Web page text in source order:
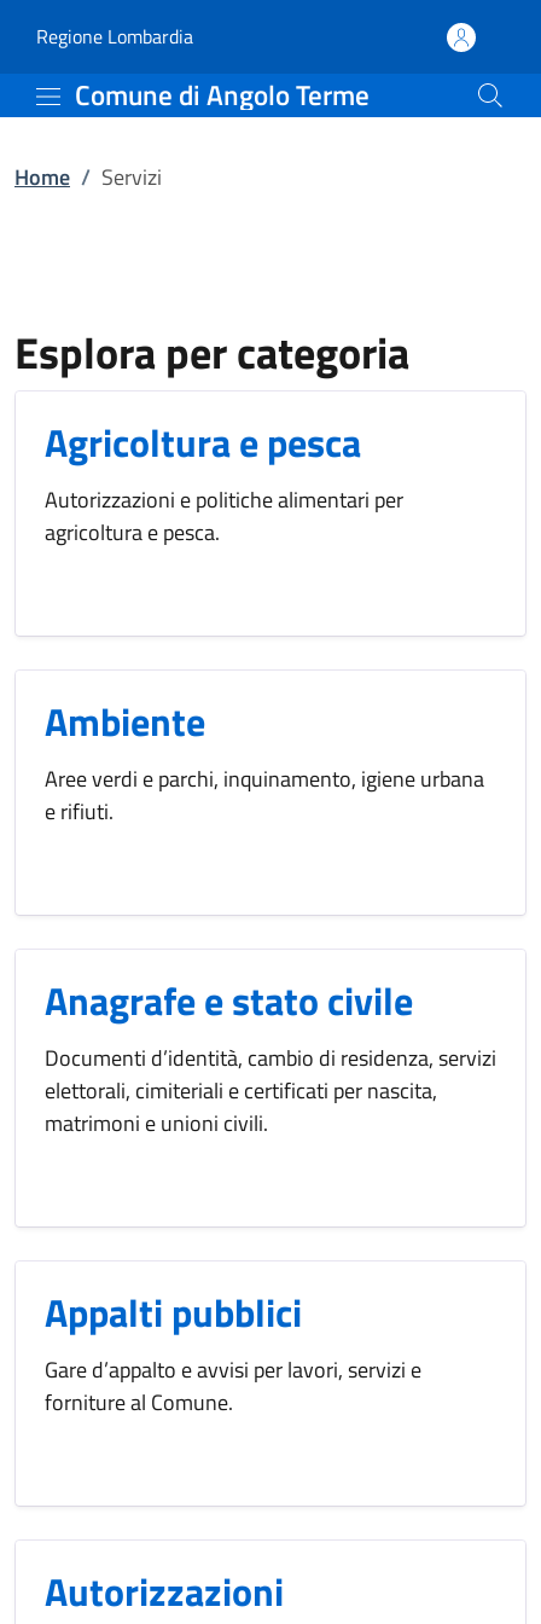
Servizi | Comune di
Regione Lombardia(apre in un'altra scheda).
Comune di Angolo Terme
Home / Servizi
Esplora per categoria
Agricoltura e pesca
Autorizzazioni e politiche alimentari per
agricoltura e pesca.
Ambiente
Aree verdi e parchi, inquinamento, igiene urbana
e rifiuti.
Anagrafe e stato civile
Documenti d’identità, cambio di residenza, servizi
elettorali, cimiteriali e certificati per nascita,
matrimoni e unioni civili.
Appalti pubblici
Gare d’appalto e avvisi per lavori, servizi e
forniture al Comune.
Autorizzazioni